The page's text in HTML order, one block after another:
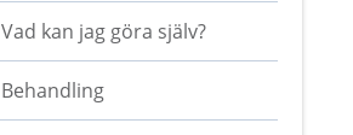
Vad kan jag göra själv?
Behandling